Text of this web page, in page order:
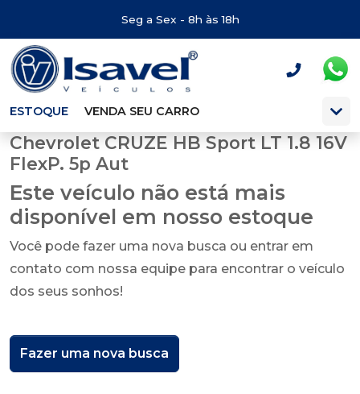
Seg a Sex - 8h às 18h
ESTOQUE VENDA SEU CARRO
Chevrolet CRUZE HB Sport LT 1.8 16V
FlexP. 5p Aut
Este veículo não está mais
disponível em nosso estoque
Você pode fazer uma nova busca ou entrar em
contato com nossa equipe para encontrar o veículo
dos seus sonhos!
Fazer uma nova busca